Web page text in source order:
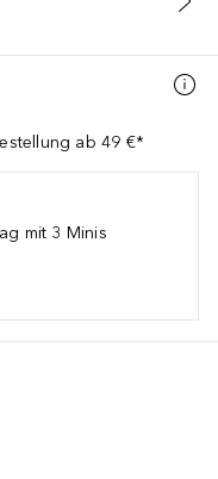
ab 49 €*
mit 3 Minis